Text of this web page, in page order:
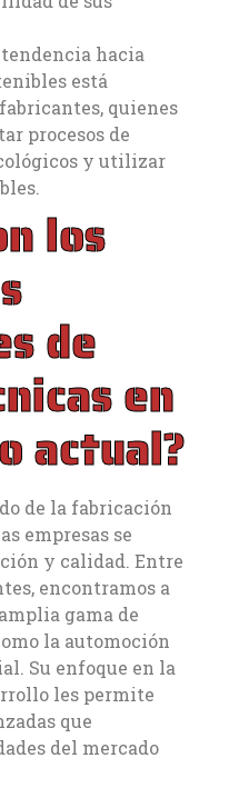
hacia
está
quienes
procesos de
y utilizar
los
de
en
actual?
de la fabricación
empresas se
y calidad. Entre
encontramos a
gama de
la automoción
Su enfoque en la
les permite
que
del mercado